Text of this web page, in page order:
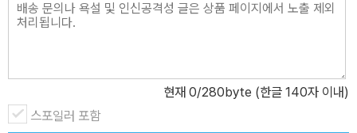
독자들의 사랑을 받았던 유시민이 스스로 가장 자기답다고 생각하는
모습으로 돌아왔다. 이 책은 정치인 유시민에 가려져 있었던 자연인
전하게 보여준다. 이 책을 쓰는 작업은 그에게 자신의 미래를 새롭게
고민하고 설계하는 과정이었으며, 그는 책의 결론에 부합하는 결정을
내렸다. 자기다운 삶, 자신이 원하는 인생을 살기로 한 것이다. 이 책
현재 0/280byte (한글 140자 이내)
스포일러 포함